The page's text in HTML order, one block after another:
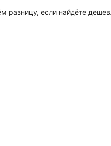
разницу, если найдёте